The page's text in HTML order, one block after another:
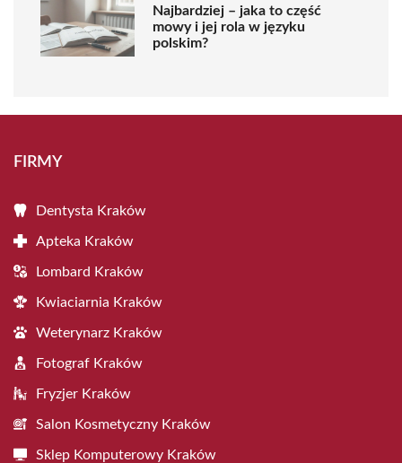
Najbardziej – jaka to część
mowy i jej rola w języku
polskim?
FIRMY
Dentysta Kraków
Apteka Kraków
Lombard Kraków
Kwiaciarnia Kraków
Weterynarz Kraków
Fotograf Kraków
Fryzjer Kraków
Salon Kosmetyczny Kraków
Sklep Komputerowy Kraków